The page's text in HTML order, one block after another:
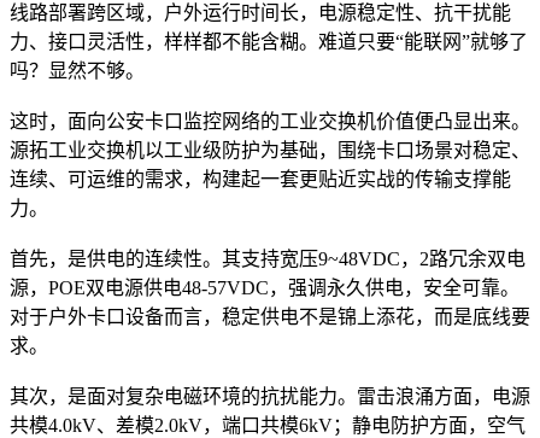
线路部署跨区域，户外运行时间长，电源稳定性、抗干扰能
力、接口灵活性，样样都不能含糊。难道只要“能联网”就够了
吗？显然不够。
这时，面向公安卡口监控网络的工业交换机价值便凸显出来。
源拓工业交换机以工业级防护为基础，围绕卡口场景对稳定、
连续、可运维的需求，构建起一套更贴近实战的传输支撑能
力。
首先，是供电的连续性。其支持宽压9~48VDC，2路冗余双电
源，POE双电源供电48-57VDC，强调永久供电，安全可靠。
对于户外卡口设备而言，稳定供电不是锦上添花，而是底线要
求。
其次，是面对复杂电磁环境的抗扰能力。雷击浪涌方面，电源
共模4.0kV、差模2.0kV，端口共模6kV；静电防护方面，空气